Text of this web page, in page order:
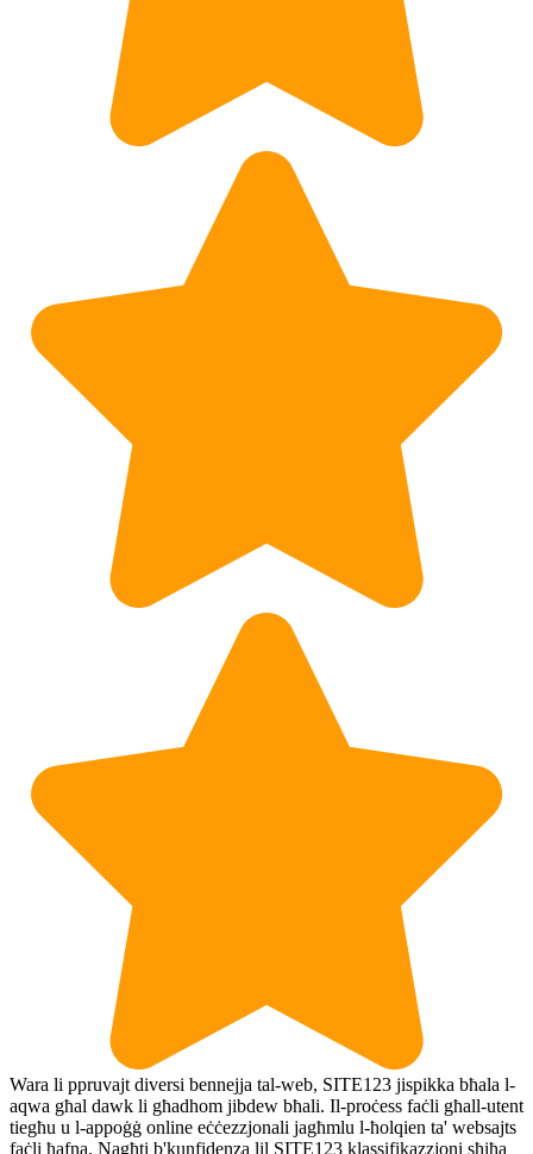
Wara li ppruvajt diversi bennejja tal-web, SITE123 jispikka bħala l-
aqwa għal dawk li għadhom jibdew bħali. Il-proċess faċli għall-utent
tiegħu u l-appoġġ online eċċezzjonali jagħmlu l-ħolqien ta' websajts
faċli ħafna. Nagħti b'kunfidenza lil SITE123 klassifikazzjoni sħiħa